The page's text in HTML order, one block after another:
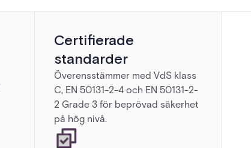
Certifierade
standarder
Överensstämmer med VdS klass
C, EN 50131-2-4 och EN 50131-2-
2 Grade 3 för beprövad säkerhet
på hög nivå.